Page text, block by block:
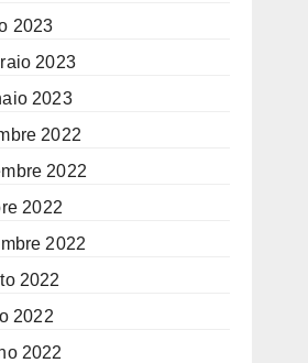
2023
2023
2023
2022
2022
2022
2022
2022
2022
2022